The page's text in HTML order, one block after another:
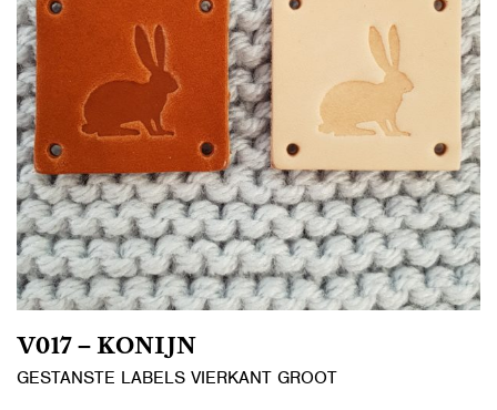
V017 – KONIJN
GESTANSTE LABELS VIERKANT GROOT